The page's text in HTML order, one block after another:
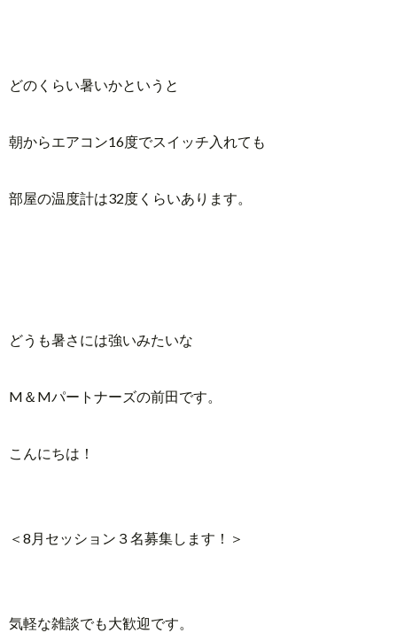
どのくらい暑いかというと
朝からエアコン16度でスイッチ入れても
部屋の温度計は32度くらいあります。
どうも暑さには強いみたいな
M ＆Mパートナーズの前田です。
こんにちは！
＜8月セッション３名募集します！＞
気軽な雑談でも大歓迎です。